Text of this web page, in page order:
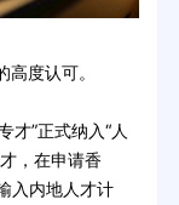
度认可。
”正式纳入“人
，在申请香
入内地人才计